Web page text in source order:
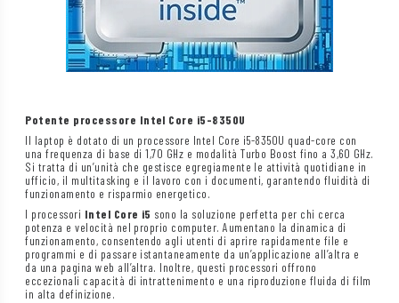
Potente processore Intel Core i5-8350U
Il laptop è dotato di un processore Intel Core i5-8350U quad-core con
una frequenza di base di 1,70 GHz e modalità Turbo Boost fino a 3,60 GHz.
Si tratta di un’unità che gestisce egregiamente le attività quotidiane in
ufficio, il multitasking e il lavoro con i documenti, garantendo fluidità di
funzionamento e risparmio energetico.
I processori Intel Core i5 sono la soluzione perfetta per chi cerca
potenza e velocità nel proprio computer. Aumentano la dinamica di
funzionamento, consentendo agli utenti di aprire rapidamente file e
programmi e di passare istantaneamente da un’applicazione all’altra e
da una pagina web all’altra. Inoltre, questi processori offrono
eccezionali capacità di intrattenimento e una riproduzione fluida di film
in alta definizione.